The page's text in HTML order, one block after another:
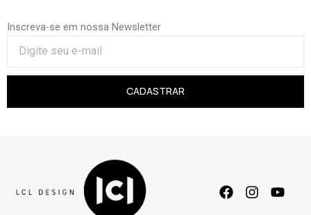
Inscreva-se em nossa Newsletter
CADASTRAR